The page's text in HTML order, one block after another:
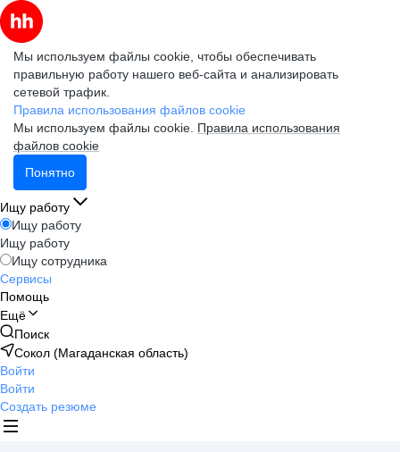
Мы используем файлы cookie, чтобы обеспечивать
правильную работу нашего веб-сайта и анализировать
сетевой трафик.
Правила использования файлов cookie
Мы используем файлы cookie. Правила использования
файлов cookie
Понятно
Ищу работу
Ищу работу
Ищу работу
Ищу сотрудника
Сервисы
Помощь
Ещё
Поиск
Сокол (Магаданская область)
Войти
Войти
Создать резюме